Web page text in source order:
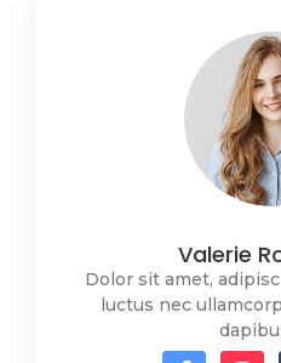
Valerie
Dolor sit amet,
luctus nec